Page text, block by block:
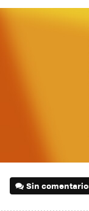
Sin